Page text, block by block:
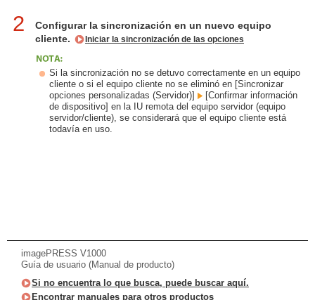
2
Configurar la sincronización en un nuevo equipo
cliente.
Iniciar la sincronización de las opciones
Si la sincronización no se detuvo correctamente en un equipo
cliente o si el equipo cliente no se eliminó en [Sincronizar
opciones personalizadas (Servidor)]
[Confirmar información
de dispositivo] en la IU remota del equipo servidor (equipo
servidor/cliente), se considerará que el equipo cliente está
todavía en uso.
imagePRESS V1000
Guía de usuario (Manual de producto)
Si no encuentra lo que busca, puede buscar aquí.
Encontrar manuales para otros productos